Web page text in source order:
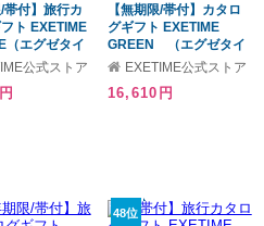
/帯付】旅行カ
ト EXETIME
（エグゼタイ
ジ）温泉プレ
公式ストア
【無期限/帯付】カタロ
グギフト EXETIME
GREEN （エグゼタイ
ム グリーン）温泉プレ
レクト
EXETIME公式ストア
16,610円
48位